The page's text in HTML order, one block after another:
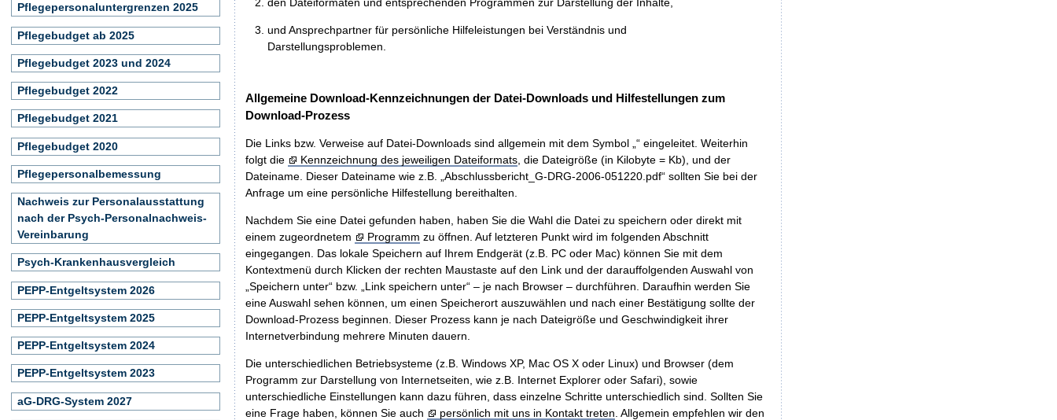
und Ansprechpartner für persönliche Hilfeleistungen bei Verständnis und
Darstellungsproblemen.
Allgemeine Download-Kennzeichnungen der Datei-Downloads und Hilfestellungen zum
Download-Prozess
Die Links bzw. Verweise auf Datei-Downloads sind allgemein mit dem Symbol „“ eingeleitet. Weiterhin
folgt die
Kennzeichnung des jeweiligen Dateiformats, die Dateigröße (in Kilobyte = Kb), und der
Dateiname. Dieser Dateiname wie z.B. „Abschlussbericht_G-DRG-2006-051220.pdf“ sollten Sie bei der
Anfrage um eine persönliche Hilfestellung bereithalten.
Nachdem Sie eine Datei gefunden haben, haben Sie die Wahl die Datei zu speichern oder direkt mit
einem zugeordnetem
Programm zu öffnen. Auf letzteren Punkt wird im folgenden Abschnitt
eingegangen. Das lokale Speichern auf Ihrem Endgerät (z.B. PC oder Mac) können Sie mit dem
Kontextmenü durch Klicken der rechten Maustaste auf den Link und der darauffolgenden Auswahl von
„Speichern unter“ bzw. „Link speichern unter“ – je nach Browser – durchführen. Daraufhin werden Sie
eine Auswahl sehen können, um einen Speicherort auszuwählen und nach einer Bestätigung sollte der
Download-Prozess beginnen. Dieser Prozess kann je nach Dateigröße und Geschwindigkeit ihrer
Internetverbindung mehrere Minuten dauern.
Die unterschiedlichen Betriebsysteme (z.B. Windows XP, Mac OS X oder Linux) und Browser (dem
Programm zur Darstellung von Internetseiten, wie z.B. Internet Explorer oder Safari), sowie
unterschiedliche Einstellungen kann dazu führen, dass einzelne Schritte unterschiedlich sind. Sollten Sie
eine Frage haben, können Sie auch
persönlich mit uns in Kontakt treten . Allgemein empfehlen wir den
Pflegepersonaluntergrenzen 2025
Pflegebudget ab 2025
Pflegebudget 2023 und 2024
Pflegebudget 2022
Pflegebudget 2021
Pflegebudget 2020
Pflegepersonalbemessung
Nachweis zur Personalausstattung
nach der Psych-Personalnachweis-
Vereinbarung
Psych-Krankenhausvergleich
PEPP-Entgeltsystem 2026
PEPP-Entgeltsystem 2025
PEPP-Entgeltsystem 2024
PEPP-Entgeltsystem 2023
aG-DRG-System 2027